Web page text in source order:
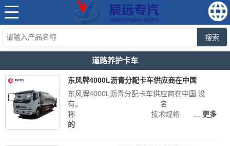
搜索
道路养护卡车
东风牌4000L沥青分配卡车供应商在中国
东风牌4000L沥青分配卡车供应商在中国 没
有。 名
称 技术规格 ... 更多
的